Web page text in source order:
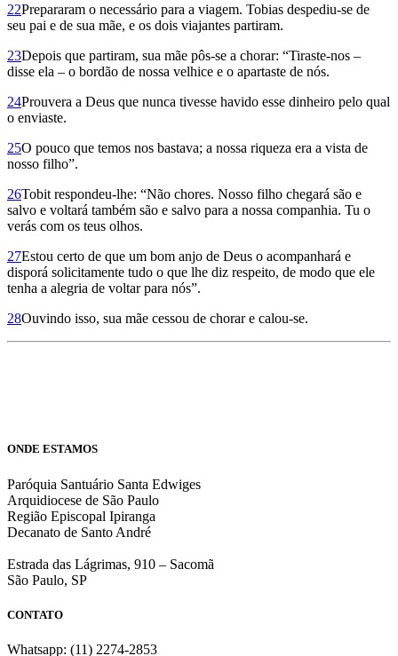
22Prepararam o necessário para a viagem. Tobias despediu-se de
seu pai e de sua mãe, e os dois viajantes partiram.
23Depois que partiram, sua mãe pôs-se a chorar: “Tiraste-nos –
disse ela – o bordão de nossa velhice e o apartaste de nós.
24Prouvera a Deus que nunca tivesse havido esse dinheiro pelo qual
o enviaste.
25O pouco que temos nos bastava; a nossa riqueza era a vista de
nosso filho”.
26Tobit respondeu-lhe: “Não chores. Nosso filho chegará são e
salvo e voltará também são e salvo para a nossa companhia. Tu o
verás com os teus olhos.
27Estou certo de que um bom anjo de Deus o acompanhará e
disporá solicitamente tudo o que lhe diz respeito, de modo que ele
tenha a alegria de voltar para nós”.
28Ouvindo isso, sua mãe cessou de chorar e calou-se.
ONDE ESTAMOS
Paróquia Santuário Santa Edwiges
Arquidiocese de São Paulo
Região Episcopal Ipiranga
Decanato de Santo André
Estrada das Lágrimas, 910 – Sacomã
São Paulo, SP
CONTATO
Whatsapp: (11) 2274-2853